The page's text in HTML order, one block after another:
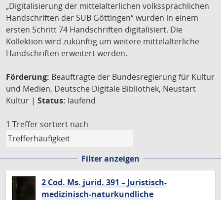
„Digitalisierung der mittelalterlichen volkssprachlichen
Handschriften der SUB Göttingen“ wurden in einem
ersten Schritt 74 Handschriften digitalisiert. Die
Kollektion wird zukünftig um weitere mittelalterliche
Handschriften erweitert werden.
Förderung: Beauftragte der Bundesregierung für Kultur
und Medien, Deutsche Digitale Bibliothek, Neustart
Kultur | Status: laufend
1 Treffer sortiert nach
Filter anzeigen
2 Cod. Ms. jurid. 391 – Juristisch-
medizinisch-naturkundliche